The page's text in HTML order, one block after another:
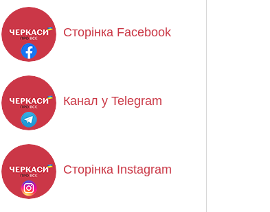
Сторінка Facebook
Канал у Telegram
Сторінка Instagram